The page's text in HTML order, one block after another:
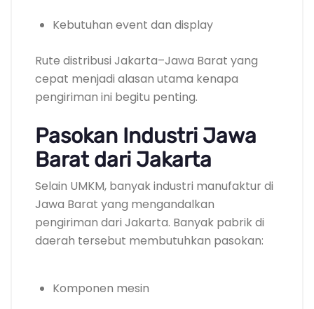
Kebutuhan event dan display
Rute distribusi Jakarta–Jawa Barat yang
cepat menjadi alasan utama kenapa
pengiriman ini begitu penting.
Pasokan Industri Jawa
Barat dari Jakarta
Selain UMKM, banyak industri manufaktur di
Jawa Barat yang mengandalkan
pengiriman dari Jakarta. Banyak pabrik di
daerah tersebut membutuhkan pasokan:
Komponen mesin